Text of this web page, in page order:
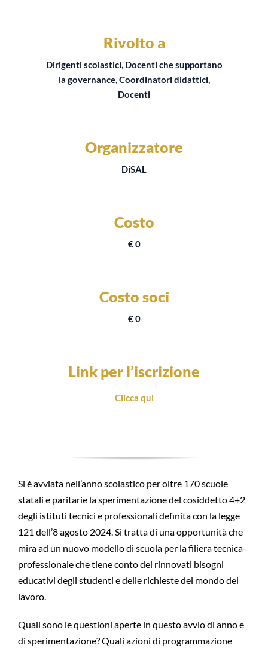
Rivolto a
Dirigenti scolastici, Docenti che supportano
la governance, Coordinatori didattici,
Docenti
Organizzatore
DiSAL
Costo
€ 0
Costo soci
€ 0
Link per l’iscrizione
Clicca qui
Si è avviata nell’anno scolastico per oltre 170 scuole
statali e paritarie la sperimentazione del cosiddetto 4+2
degli istituti tecnici e professionali definita con la legge
121 dell’8 agosto 2024. Si tratta di una opportunità che
mira ad un nuovo modello di scuola per la filiera tecnica-
professionale che tiene conto dei rinnovati bisogni
educativi degli studenti e delle richieste del mondo del
lavoro.
Quali sono le questioni aperte in questo avvio di anno e
di sperimentazione? Quali azioni di programmazione